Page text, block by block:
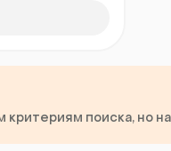
поиска, но